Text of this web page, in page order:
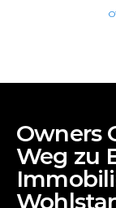
Owners
Weg zu